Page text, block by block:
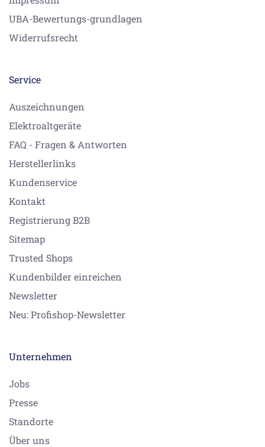
UBA-Bewertungs-grundlagen
Widerrufsrecht
Service
Auszeichnungen
Elektroaltgeräte
FAQ - Fragen & Antworten
Herstellerlinks
Kundenservice
Kontakt
Registrierung B2B
Sitemap
Trusted Shops
Kundenbilder einreichen
Newsletter
Neu: Profishop-Newsletter
Unternehmen
Jobs
Presse
Standorte
Über uns